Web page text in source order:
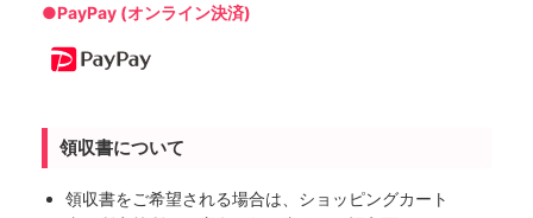
●PayPay (オンライン決済)
領収書について
領収書をご希望される場合は、ショッピングカート